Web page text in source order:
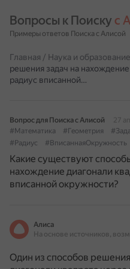
Вопросы к Поиску с
Примеры ответов Поиска с Алисой
Главная / Наука и образование
решения задач на
радиус вписанной…
Вопрос для Поиска с Алисой
27
#Математика
#Геометрия
#Радиус
#ВписаннаяОкружность
Какие существуют
нахождение диагонали
вписанной окружности?
Алиса
Один из способов